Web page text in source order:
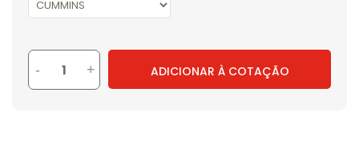
- + ADICIONAR À COTAÇÃO